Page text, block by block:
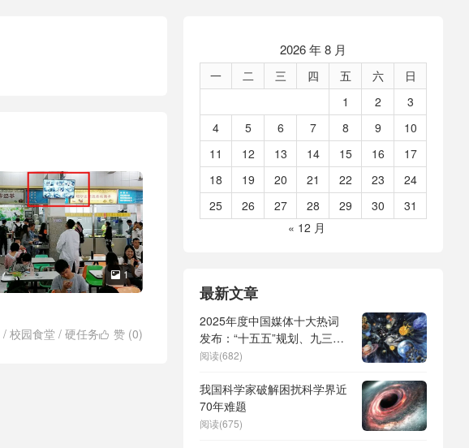
 1
 赞 (0)
/ 校园食堂 / 硬任务
2026 年 8 月
一 二 三 四 五 六
日
1
2
3
4
5 6 7 8 9
10
11
12 13 14 15 16
17
18
19 20 21 22 23
24
25
26 27 28 29 30
31
« 12 月
最新文章
2025年度中国媒体十大热词
发布：“十五五”规划、九三阅
兵、全球治理倡议、
形机器人、苏超、票根经济、
育儿补贴、科学素养、网络生
态治理
阅读(682)
我国科学家破解困扰科学界近
70年难题
阅读(675)